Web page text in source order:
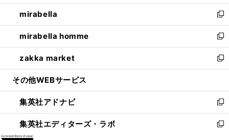
開
く
ウ
で
開
く
ン
ド
ウ
で
開
く
ウ
ィ
ン
ド
ウ
で
開
し
い
ウ
ィ
ン
ド
ウ
開
く
mirabella
新
し
い
ウ
ィ
ン
ウ
で
開
く
mirabella homme
新
し
い
ウ
ン
ド
ウ
で
zakka market
新
し
ウ
ィ
ン
ド
その他WEBサービス
集英社アドナビ
新
し
い
集英社エディターズ・ラボ
新